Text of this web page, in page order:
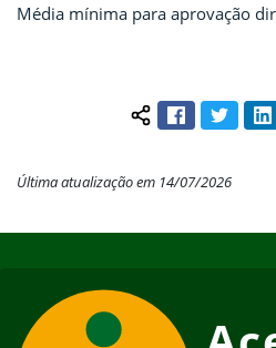
Média mínima para aprovação
Compartilhar
FacebookTwitter
Última atualização em 14/07/2026